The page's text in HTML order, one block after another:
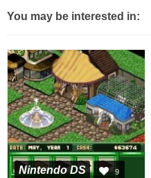
You may be interested in:
Nintendo DS 9